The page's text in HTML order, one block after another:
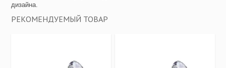
дизайна.
РЕКОМЕНДУЕМЫЙ ТОВАР